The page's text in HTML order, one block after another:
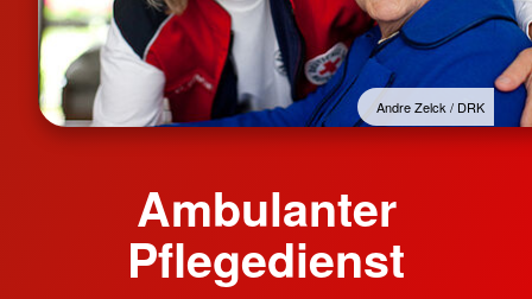
Andre Zelck / DRK
Ambulanter
Pflegedienst